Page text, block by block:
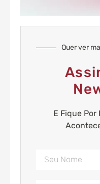
Quer ver
E Fique Por